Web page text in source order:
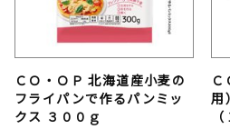
ＣＯ・ＯＰ 北海道産小麦の
フライパンで作るパンミッ
クス ３００ｇ
用